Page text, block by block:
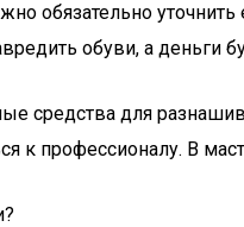
обязательно
обуви, а деньги
средства для
к профессионалу. В